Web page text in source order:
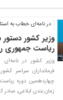
در نامه‌ای خطاب به
وزیر کشور دستور
ریاست جمهوری
وزیر کشور در نامه‌ای
فرمانداران سراسر
چهاردهمین دوره
زمان بندی ابلاغی، صادر